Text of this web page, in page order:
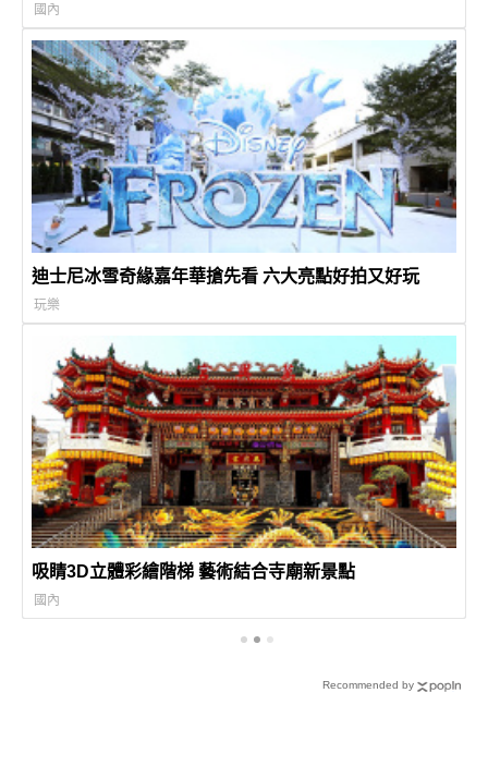
國內
迪士尼冰雪奇緣嘉年華搶先看 六大亮點好拍又好玩
玩樂
吸睛3D立體彩繪階梯 藝術結合寺廟新景點
國內
Recommended by